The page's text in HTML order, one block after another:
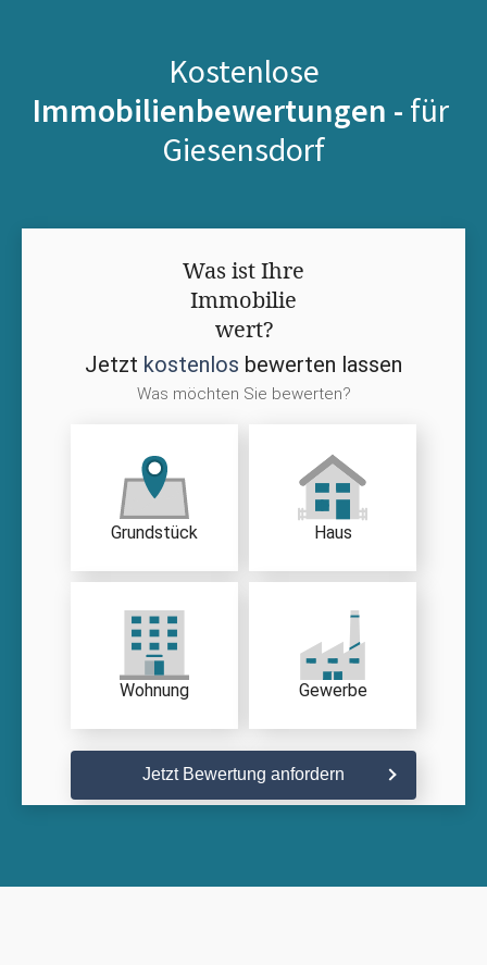
Kostenlose
Immobilienbewertungen - für
Giesensdorf
Was ist Ihre
Immobilie
wert?
Jetzt kostenlos bewerten lassen
Was möchten Sie bewerten?
Grundstück Haus
Wohnung Gewerbe
Jetzt Bewertung anfordern